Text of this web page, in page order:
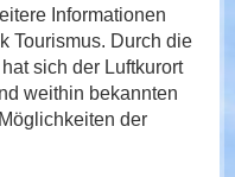
Informationen
Tourismus. Durch die
sich der Luftkurort
weithin bekannten
der